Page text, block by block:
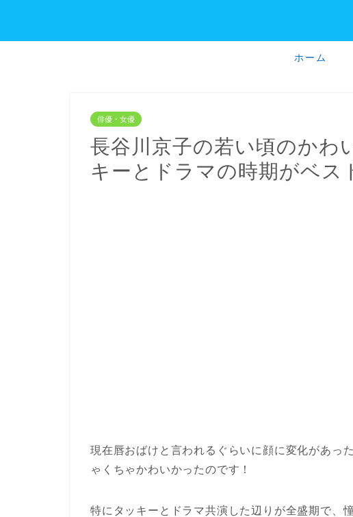
ホーム
俳優・女優
長谷川京子の若い頃のかわ
キーとドラマの時期がベス
現在唇おばけと言われるぐらいに顔に変化があっ
ゃくちゃかわいかったのです！
特にタッキーとドラマ共演した辺りが全盛期で、